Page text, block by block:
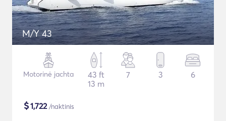
M/Y 43
Motorinė jachta
43 ft
13 m
7 3 6
$1,722/naktinis